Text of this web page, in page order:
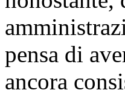
pensa di
ancora